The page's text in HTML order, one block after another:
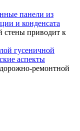
панели из
и конденсата
стены приводит к
гусеничной
аспекты
ремонтной